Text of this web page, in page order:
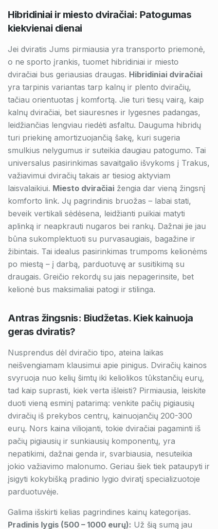
Hibridiniai ir miesto dviračiai: Patogumas
kiekvienai dienai
Jei dviratis Jums pirmiausia yra transporto priemonė,
o ne sporto įrankis, tuomet hibridiniai ir miesto
dviračiai bus geriausias draugas. Hibridiniai dviračiai
yra tarpinis variantas tarp kalnų ir plento dviračių,
tačiau orientuotas į komfortą. Jie turi tiesų vairą, kaip
kalnų dviračiai, bet siauresnes ir lygesnes padangas,
leidžiančias lengviau riedėti asfaltu. Dauguma hibridų
turi priekinę amortizuojančią šakę, kuri sugeria
smulkius nelygumus ir suteikia daugiau patogumo. Tai
universalus pasirinkimas savaitgalio išvykoms į Trakus,
važiavimui dviračių takais ar tiesiog aktyviam
laisvalaikiui. Miesto dviračiai žengia dar vieną žingsnį
komforto link. Jų pagrindinis bruožas – labai stati,
beveik vertikali sėdėsena, leidžianti puikiai matyti
aplinką ir neapkrauti nugaros bei rankų. Dažnai jie jau
būna sukomplektuoti su purvasaugiais, bagažine ir
žibintais. Tai idealus pasirinkimas trumpoms kelionėms
po miestą – į darbą, parduotuvę ar susitikimą su
draugais. Greičio rekordų su jais nepagerinsite, bet
kelionė bus maksimaliai patogi ir stilinga.
Antras žingsnis: Biudžetas. Kiek kainuoja
geras dviratis?
Nusprendus dėl dviračio tipo, ateina laikas
neišvengiamam klausimui apie pinigus. Dviračių kainos
svyruoja nuo kelių šimtų iki keliolikos tūkstančių eurų,
tad kaip suprasti, kiek verta išleisti? Pirmiausia, leiskite
duoti vieną esminį patarimą: venkite pačių pigiausių
dviračių iš prekybos centrų, kainuojančių 200-300
eurų. Nors kaina viliojanti, tokie dviračiai pagaminti iš
pačių pigiausių ir sunkiausių komponentų, yra
nepatikimi, dažnai genda ir, svarbiausia, nesuteikia
jokio važiavimo malonumo. Geriau šiek tiek pataupyti ir
įsigyti kokybišką pradinio lygio dviratį specializuotoje
parduotuvėje.
Galima išskirti kelias pagrindines kainų kategorijas.
Pradinis lygis (500 – 1000 eurų): Už šią sumą jau